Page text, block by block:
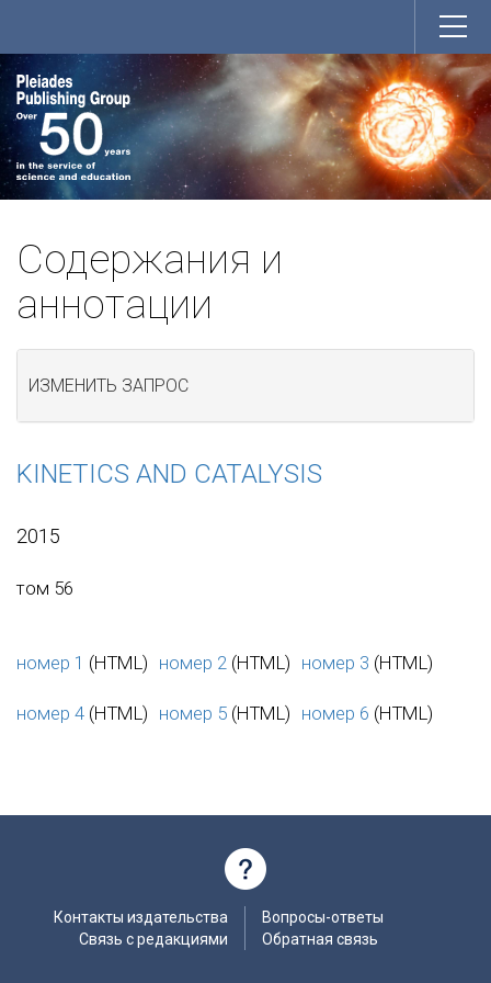
Содержания и
аннотации
ИЗМЕНИТЬ ЗАПРОС
KINETICS AND CATALYSIS
2015
том 56
номер 1 (HTML) номер 2 (HTML) номер 3 (HTML)
номер 4 (HTML) номер 5 (HTML) номер 6 (HTML)
Контакты издательства
Связь с редакциями
Вопросы-ответы
Обратная связь